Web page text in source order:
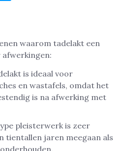
waarom tadelakt een
afwerkingen:
is ideaal voor
en wastafels, omdat het
is na afwerking met
pleisterwerk is zeer
tientallen jaren meegaan als